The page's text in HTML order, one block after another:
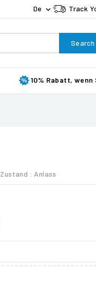
De  Track
Search
10% Rabatt,
Zustand : Anlass